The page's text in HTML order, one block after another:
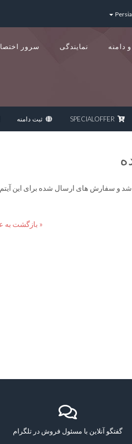
سرور نمایندگی دامنه
ثبت دامنه SPECIALOFFER
سفارش های ارسال شده برای این آیتم
« بازگشت به
گفتگو آنلاین با مسئول فروش در تلگرام